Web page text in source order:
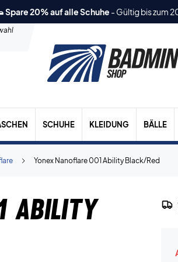
Spare 20% auf alle Schuhe - Gültig bis zum
SCHUHE KLEIDUNG BÄLLE
Yonex Nanoflare 001 Ability Black/Red
Ability